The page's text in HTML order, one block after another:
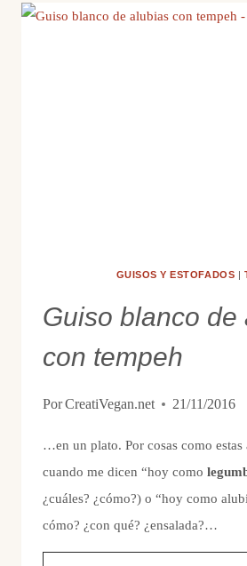
GUISOS Y ESTOFADOS |
Guiso blanco de
con tempeh
PorCreatiVegan.net 21/11/2016
…en un plato. Por cosas como estas
cuando me dicen “hoy como
¿cuáles? ¿cómo?) o “hoy como
cómo? ¿con qué? ¿ensalada?…